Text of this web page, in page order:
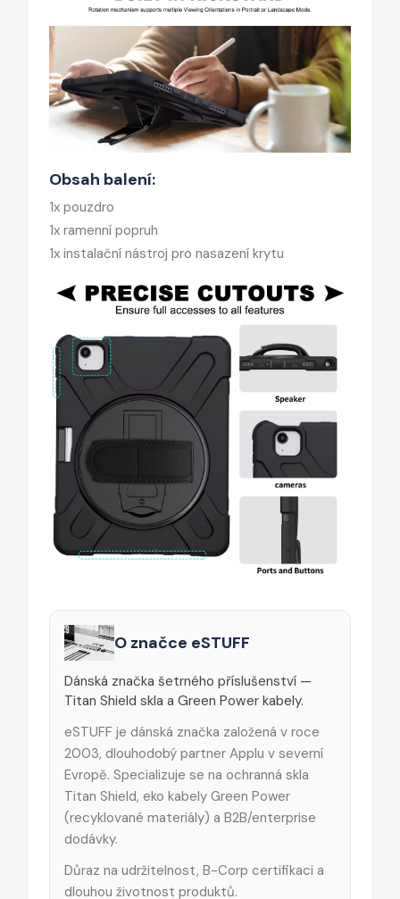
Obsah balení:
1x pouzdro
1x ramenní popruh
1x instalační nástroj pro nasazení krytu
O značce eSTUFF
Dánská značka šetrného příslušenství —
Titan Shield skla a Green Power kabely.
eSTUFF je dánská značka založená v roce
2003, dlouhodobý partner Applu v severní
Evropě. Specializuje se na ochranná skla
Titan Shield, eko kabely Green Power
(recyklované materiály) a B2B/enterprise
dodávky.
Důraz na udržitelnost, B-Corp certifikaci a
dlouhou životnost produktů.